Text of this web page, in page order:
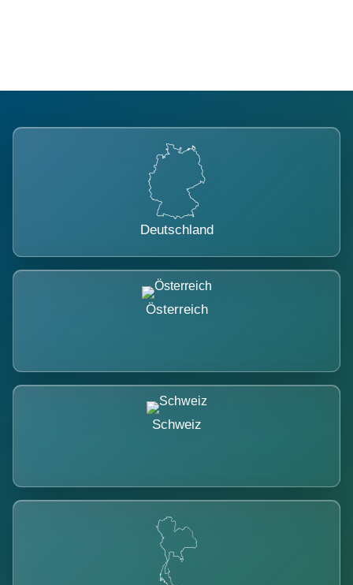
Deutschland
Österreich
Schweiz